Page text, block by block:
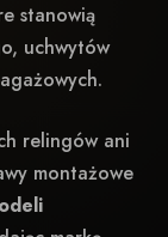
stanowią
uchwytów
relingów ani
montażowe